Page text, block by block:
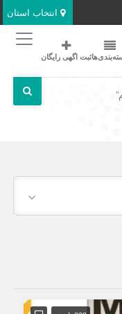
انتخاب استان
ثبت اگهی رایگان